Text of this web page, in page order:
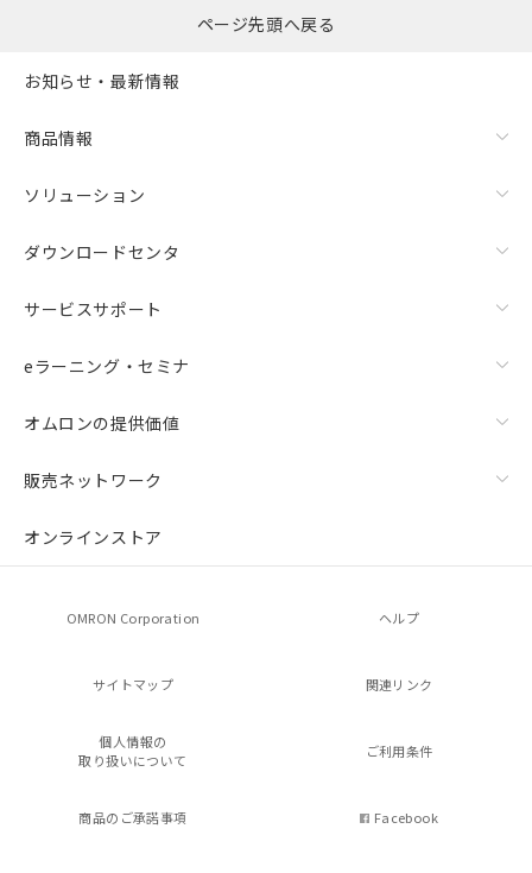
ページ先頭へ戻る
お知らせ・最新情報
商品情報
ソリューション
ダウンロードセンタ
サービスサポート
eラーニング・セミナ
オムロンの提供価値
販売ネットワーク
オンラインストア
OMRON Corporation ヘルプ
サイトマップ 関連リンク
個人情報の
取り扱いについて
ご利用条件
商品のご承諾事項 Facebook